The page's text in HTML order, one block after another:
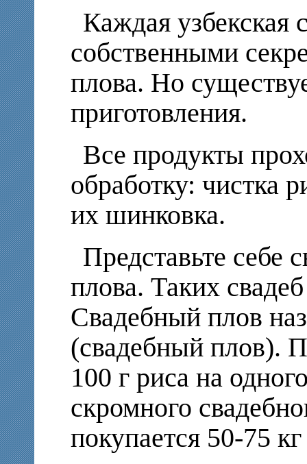
Каждая узбекская
собственными
плова. Но
приготовления.
Все продукты
обработку: чистка
их шинковка.
Представьте себе
плова. Таких
Свадебный плов
(свадебный плов).
100 г риса на
скромного
покупается 50-75